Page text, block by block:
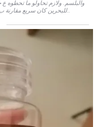
والبلسم. ولازم تحاولو ما
للبحرين كان سريع مقارنة ب اول م ابتدت كورونا.. اخد اسبوعين تقريبا..